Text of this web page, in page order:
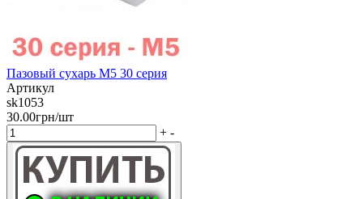
Пазовый сухарь М5 30 серия
Артикул
sk1053
30.00грн/шт
+ -